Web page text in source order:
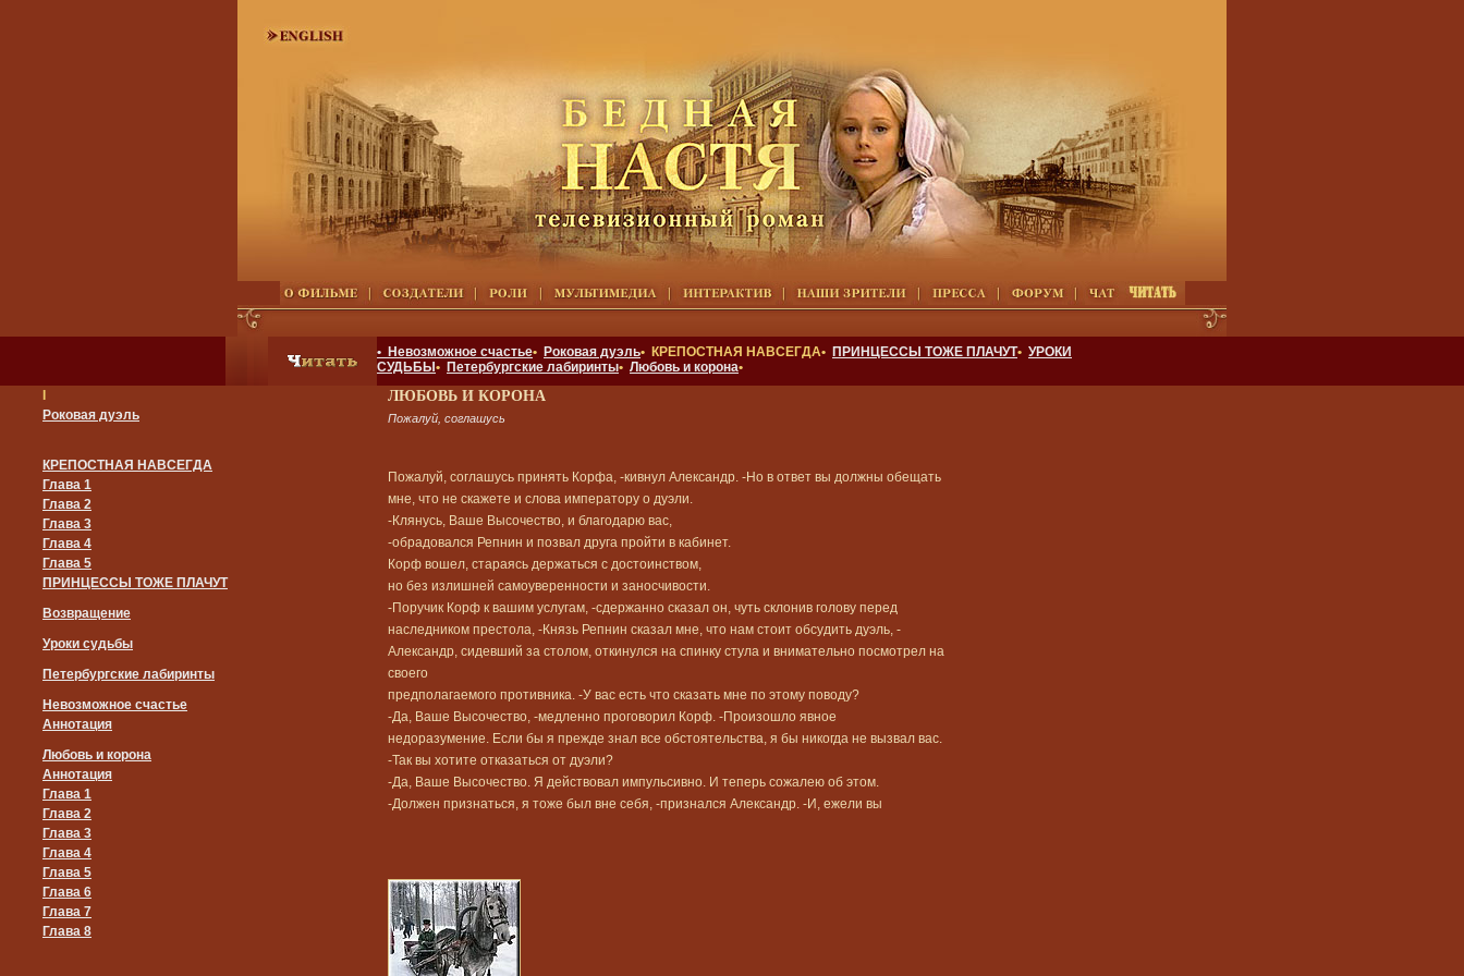
• Невозможное счастье• Роковая дуэль• КРЕПОСТНАЯ НАВСЕГДА• ПРИНЦЕССЫ ТОЖЕ ПЛАЧУТ• УРОКИ
СУДЬБЫ • Петербургские лабиринты• Любовь и корона•
Роковая дуэль
КРЕПОСТНАЯ НАВСЕГДА
Глава 1
Глава 2
Глава 3
Глава 4
Глава 5
ПРИНЦЕССЫ ТОЖЕ ПЛАЧУТ
Возвращение
Уроки судьбы
Петербургские лабиринты
Невозможное счастье
Аннотация
Любовь и корона
Аннотация
Глава 1
Глава 2
Глава 3
Глава 4
Глава 5
Глава 6
Глава 7
Глава 8
ЛЮБОВЬ И КОРОНА
Пожалуй, соглашусь
Пожалуй, соглашусь принять Корфа, -кивнул Александр. -Но в ответ вы должны обещать
мне, что не скажете и слова императору о дуэли.
-Клянусь, Ваше Высочество, и благодарю вас,
-обрадовался Репнин и позвал друга пройти в кабинет.
Корф вошел, стараясь держаться с достоинством,
но без излишней самоуверенности и заносчивости.
-Поручик Корф к вашим услугам, -сдержанно сказал он, чуть склонив голову перед
наследником престола, -Князь Репнин сказал мне, что нам стоит обсудить дуэль, -
Александр, сидевший за столом, откинулся на спинку стула и внимательно посмотрел на
своего
предполагаемого противника. -У вас есть что сказать мне по этому поводу?
-Да, Ваше Высочество, -медленно проговорил Корф. -Произошло явное
недоразумение. Если бы я прежде знал все обстоятельства, я бы никогда не вызвал вас.
-Так вы хотите отказаться от дуэли?
-Да, Ваше Высочество. Я действовал импульсивно. И теперь сожалею об этом.
-Должен признаться, я тоже был вне себя, -признался Александр. -И, ежели вы